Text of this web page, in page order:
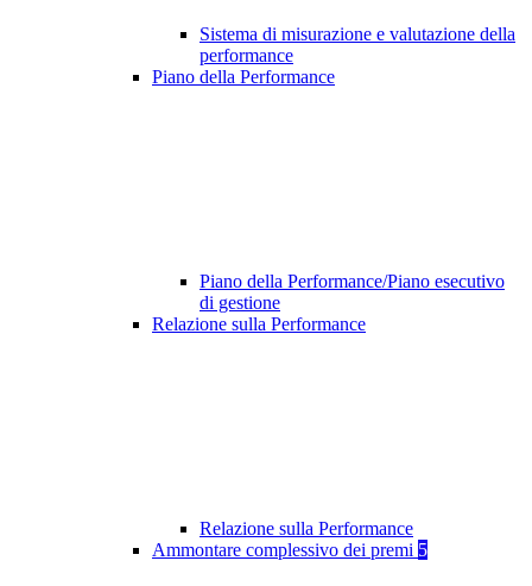
Sistema di misurazione e valutazione della
performance
Piano della Performance
Piano della Performance/Piano esecutivo
di gestione
Relazione sulla Performance
Relazione sulla Performance
Ammontare complessivo dei premi 5